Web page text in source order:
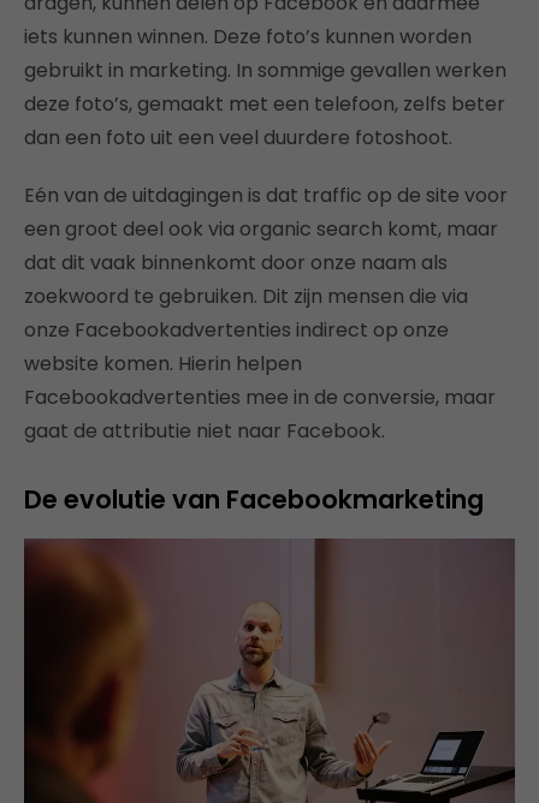
iets kunnen winnen. Deze foto’s kunnen worden
gebruikt in marketing. In sommige gevallen werken
deze foto’s, gemaakt met een telefoon, zelfs beter
dan een foto uit een veel duurdere fotoshoot.
Eén van de uitdagingen is dat traffic op de site voor
een groot deel ook via organic search komt, maar
dat dit vaak binnenkomt door onze naam als
zoekwoord te gebruiken. Dit zijn mensen die via
onze Facebookadvertenties indirect op onze
website komen. Hierin helpen
Facebookadvertenties mee in de conversie, maar
gaat de attributie niet naar Facebook.
De evolutie van Facebookmarketing